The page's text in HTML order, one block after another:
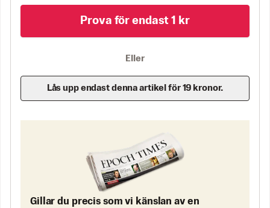
Prova för endast 1 kr
Eller
Lås upp endast denna artikel för 19 kronor.
Gillar du precis som vi känslan av en